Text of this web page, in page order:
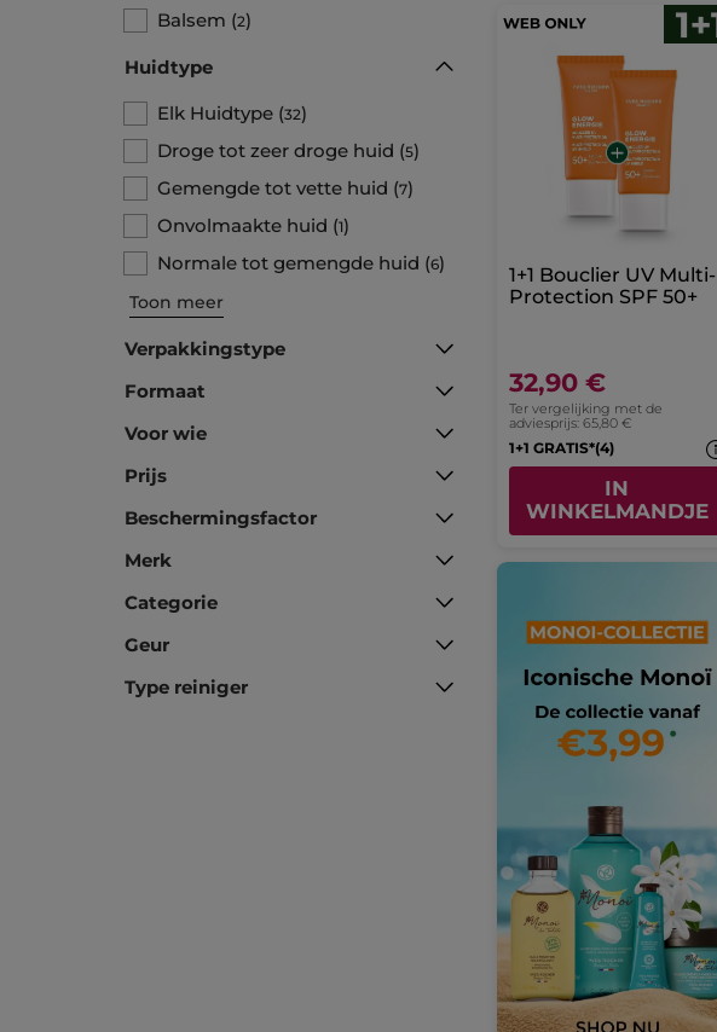
Balsem (2)
Huidtype
Elk Huidtype (32)
Droge tot zeer droge huid (5)
Gemengde tot vette huid (7)
Onvolmaakte huid (1)
Normale tot gemengde huid (6)
Toon meer
Verpakkingstype
Formaat
Voor wie
Prijs
Beschermingsfactor
Merk
Categorie
Geur
Type reiniger
1+1 Bouclier UV Multi-
Protection SPF 50+
32,90 €
Ter vergelijking met de
adviesprijs: 65,80 €
1+1 GRATIS*(4)
IN
WINKELMANDJE